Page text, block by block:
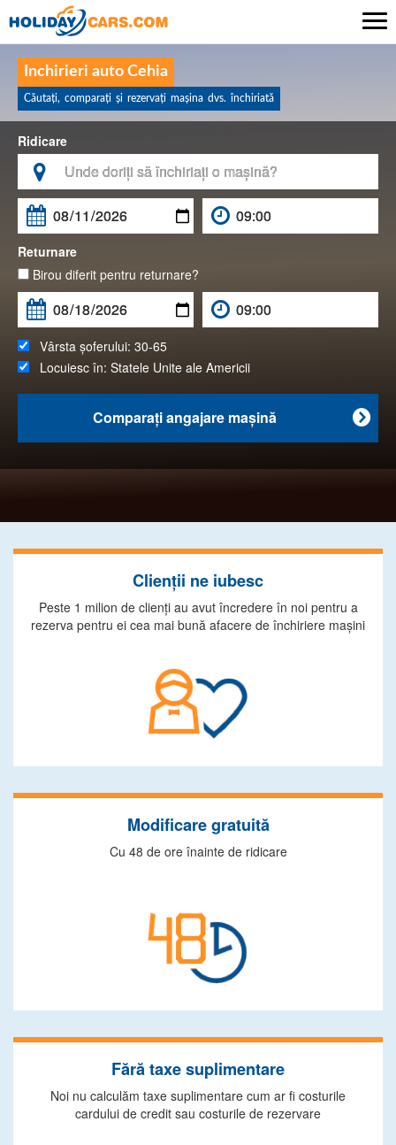
Inchirieri auto Cehia
Căutaţi, comparaţi şi rezervaţi maşina dvs. închiriată
Ridicare


Returnare
Birou diferit pentru returnare?
Vârsta șoferului: 30-65
Locuiesc în: Statele Unite ale Americii

Comparaţi angajare maşină
Clienţii ne iubesc
Peste 1 milion de clienţi au avut încredere în noi pentru a
rezerva pentru ei cea mai bună afacere de închiriere maşini
Modificare gratuită
Cu 48 de ore înainte de ridicare
Fără taxe suplimentare
Noi nu calculăm taxe suplimentare cum ar fi costurile
cardului de credit sau costurile de rezervare